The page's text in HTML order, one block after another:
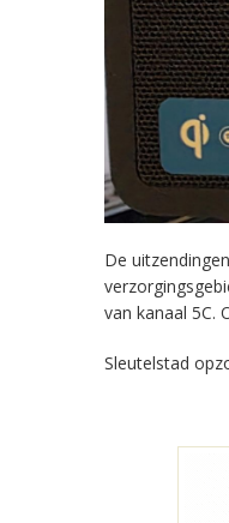
De
van kanaal 5C.
Sleutelstad